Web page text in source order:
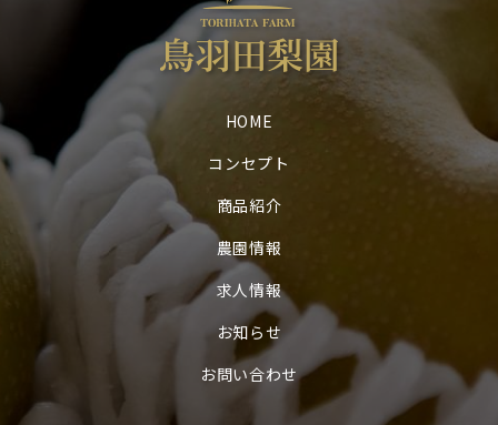
HOME
コンセプト
商品紹介
農園情報
求人情報
お知らせ
お問い合わせ